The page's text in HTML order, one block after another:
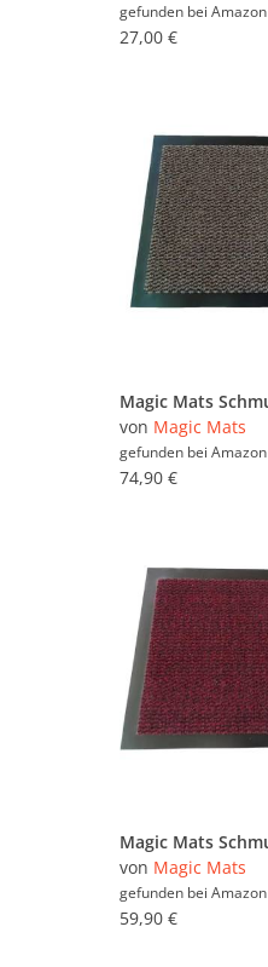
gefunden bei Amazon
27,00 €
von Magic Mats
gefunden bei Amazon
74,90 €
von Magic Mats
gefunden bei Amazon
59,90 €